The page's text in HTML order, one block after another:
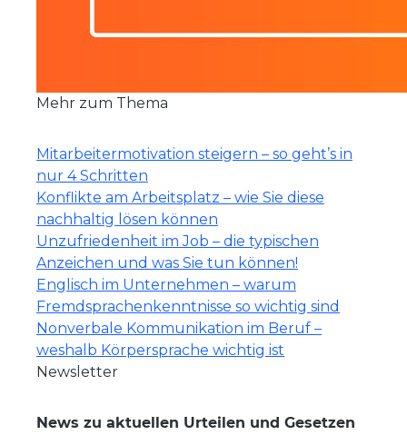
Mehr zum Thema
Mitarbeitermotivation steigern – so geht’s in
nur 4 Schritten
Konflikte am Arbeitsplatz – wie Sie diese
nachhaltig lösen können
Unzufriedenheit im Job – die typischen
Anzeichen und was Sie tun können!
Englisch im Unternehmen – warum
Fremdsprachenkenntnisse so wichtig sind
Nonverbale Kommunikation im Beruf –
weshalb Körpersprache wichtig ist
Newsletter
News zu aktuellen Urteilen und Gesetzen